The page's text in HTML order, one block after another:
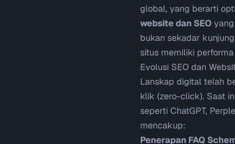
global, yang berarti
website dan SEO
bukan sekadar
situs memiliki
Evolusi SEO dan
Lanskap digital telah
klik (zero-click). Saat
seperti ChatGPT,
mencakup:
Penerapan FAQ